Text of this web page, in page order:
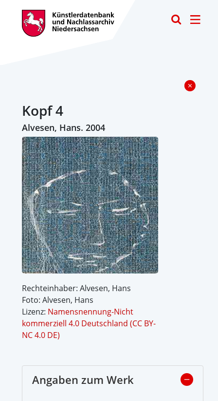
Kopf 4
Alvesen, Hans. 2004
Rechteinhaber: Alvesen, Hans
Foto: Alvesen, Hans
Lizenz: Namensnennung-Nicht
kommerziell 4.0 Deutschland (CC BY-
NC 4.0 DE)
Angaben zum Werk